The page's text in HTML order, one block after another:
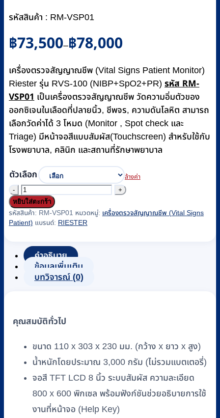
รหัสสินค้า : RM-VSP01
฿73,500–฿78,000
Price
range:
through
฿78,000
เครื่องตรวจสัญญาณชีพ (Vital Signs Patient Monitor)
Riester รุ่น RVS-100 (NIBP+SpO2+PR) รหัส RM-
VSP01 เป็นเครื่องตรวจสัญญาณชีพ วัดความอิ่มตัวของ
ออกซิเจนในเลือดที่ปลายนิ้ว, ชีพจร, ความดันโลหิต สามารถ
เลือกวัดค่าได้ 3 โหมด (Monitor , Spot check และ
Triage) มีหน้าจอสีแบบสัมผัส(Touchscreen) สำหรับใช้กับ
โรงพยาบาล, คลินิก และสถานที่รักษาพยาบาล
ตัวเลือก ล้างค่า
จำนวน
เครื่อง
ตรวจ
สัญญาณ
Riester
RVS-
RM-
ชิ้น
หยิบใส่ตะกร้า
รหัสสินค้า: RM-VSP01 หมวดหมู่: เครื่องตรวจสัญญาณชีพ (Vital Signs
Patient) แบรนด์: RIESTER
คำอธิบาย
ข้อมูลเพิ่มเติม
บทวิจารณ์ (0)
คุณสมบัติทั่วไป
ขนาด 110 x 303 x 230 มม. (กว้าง x ยาว x สูง)
น้ำหนักโดยประมาณ 3,000 กรัม (ไม่รวมแบตเตอรี่)
จอสี TFT LCD 8 นิ้ว ระบบสัมผัส ความละเอียด
800 x 600 พิกเซล พร้อมฟังก์ชันช่วยอธิบายการใช้
งานที่หน้าจอ (Help Key)